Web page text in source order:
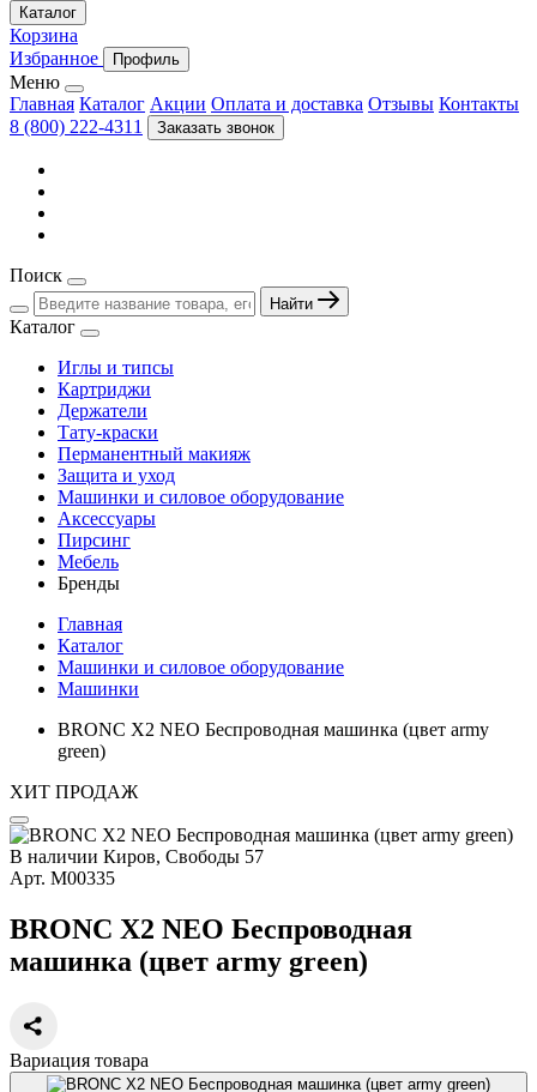
Каталог
Корзина
Избранное
Профиль
Меню
Главная Каталог Акции Оплата и доставка Отзывы Контакты
8 (800) 222-4311
Заказать звонок
Поиск
Найти
Каталог
Иглы и типсы
Картриджи
Держатели
Тату-краски
Перманентный макияж
Защита и уход
Машинки и силовое оборудование
Аксессуары
Пирсинг
Мебель
Бренды
Главная
Каталог
Машинки и силовое оборудование
Машинки
BRONC X2 NEO Беспроводная машинка (цвет army
green)
ХИТ ПРОДАЖ
В наличии Киров, Свободы 57
Арт. М00335
BRONC X2 NEO Беспроводная
машинка (цвет army green)
Вариация товара